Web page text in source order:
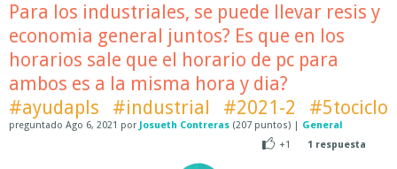
Para los industriales, se puede llevar resis y
economia general juntos? Es que en los
horarios sale que el horario de pc para
ambos es a la misma hora y dia?
#ayudapls
#industrial #2021-2 #5tociclo
preguntado Ago 6, 2021 por Josueth Contreras (207 puntos) | General
+1
1 respuesta